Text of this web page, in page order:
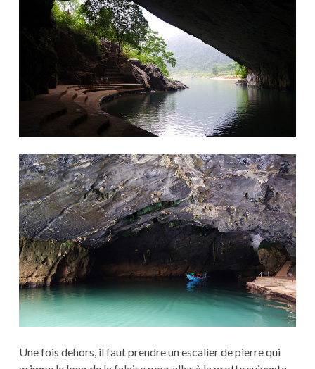
Une fois dehors, il faut prendre un escalier de pierre qui